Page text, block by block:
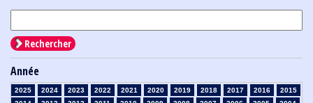
Rechercher
Année
2025 2024 2023 2022 2021 2020 2019 2018 2017 2016
2015